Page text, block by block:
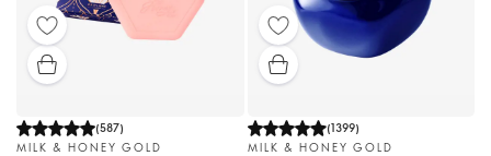
(587)
MILK & HONEY GOLD
(1399)
MILK & HONEY GOLD